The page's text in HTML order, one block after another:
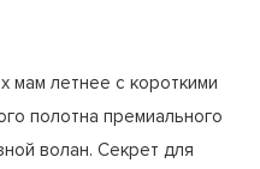
мам летнее с короткими
полотна премиального
волан. Секрет для